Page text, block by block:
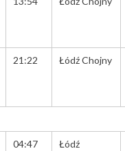
21:22 Łódź Chojny
04:47
Łódź